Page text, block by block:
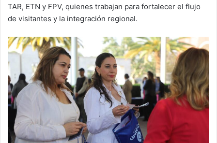
TAR, ETN y FPV, quienes trabajan para fortalecer el flujo
de visitantes y la integración regional.